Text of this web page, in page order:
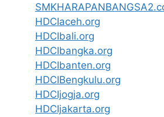
HDCIaceh.org
HDCIbali.org
HDCIbangka.org
HDCIbanten.org
HDCIBengkulu.org
HDCIjogja.org
HDCIjakarta.org